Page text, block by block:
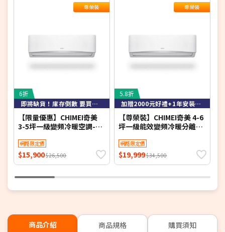
尊榮裝
6折
即將缺貨！庫存倒數 要買要快！
【限量優惠】CHIMEI奇美
3-5坪一級變頻冷暖空調-星
S29HG1 【含基本安裝+舊
機回收】【加贈2000元好禮
+1年安裝保固】
網路限定價
$15,900$26,500
尊榮裝
5.8折
加贈2000元好禮+1年安裝保固
【尊榮裝】CHIMEI奇美 4-6
坪一級能效變頻冷暖分離式
S37HG1-1/RC-
S37HG1【含基本安裝+舊機
回收】【加贈2000元好禮
網路限定價
$19,999$34,500
商品介紹 商品規格 購買須知